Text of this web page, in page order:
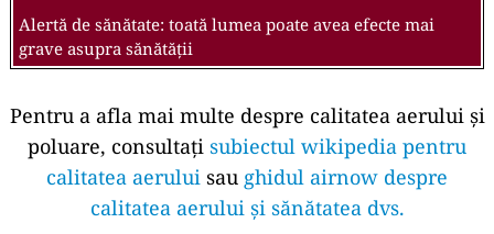
Alertă de sănătate: toată lumea poate avea efecte mai
grave asupra sănătății
Pentru a afla mai multe despre calitatea aerului și
poluare, consultați subiectul wikipedia pentru
calitatea aerului sau ghidul airnow despre
calitatea aerului și sănătatea dvs.